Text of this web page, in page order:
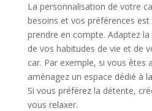
La personnalisation de votre
besoins et vos préférences
prendre en compte. Adaptez
de vos habitudes de vie et de
car. Par exemple, si vous êtes
aménagez un espace dédié à
Si vous préférez la détente,
vous relaxer.